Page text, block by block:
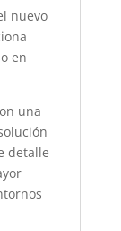
nuevo
en
una
detalle